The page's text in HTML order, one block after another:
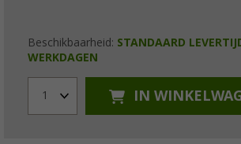
Beschikbaarheid: STANDAARD
WERKDAGEN
1 IN